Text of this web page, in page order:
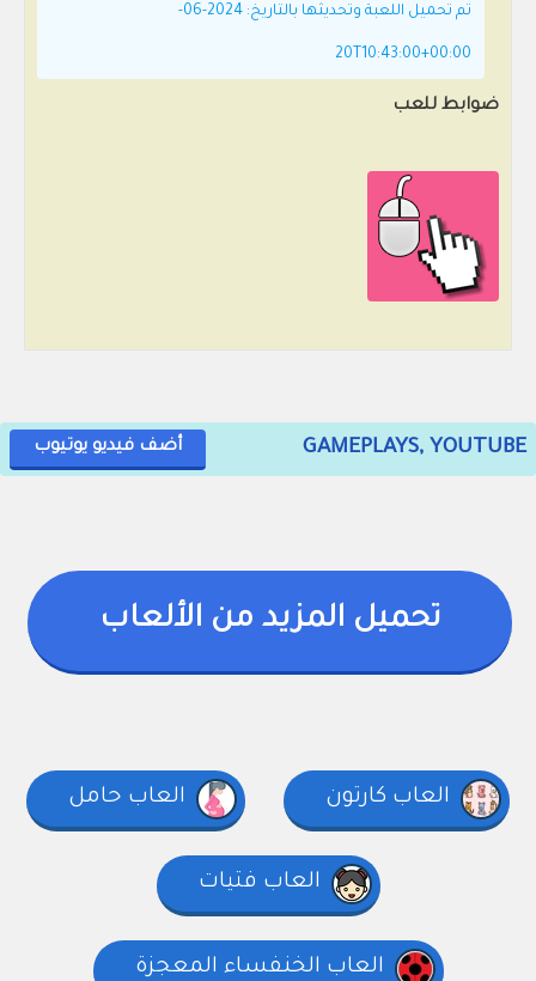
تم تحميل اللعبة وتحديثها بالتاريخ: 2024-06-
20T10:43:00+00:00
ضوابط للعب
GAMEPLAYS, YOUTUBE أضف فيديو يوتيوب
تحميل المزيد من الألعاب
العاب كارتون العاب حامل
العاب فتيات
العاب الخنفساء المعجزة